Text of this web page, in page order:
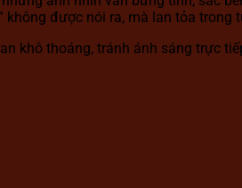
được nói ra, mà lan tỏa
khô thoáng, tránh ánh sáng trực